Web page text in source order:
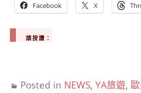
Facebook X
請按讚：
Posted in NEWS, YA旅遊,